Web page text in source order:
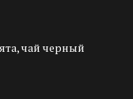
чай черный